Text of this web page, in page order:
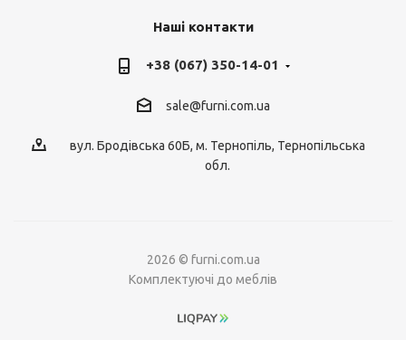
Наші контакти
+38 (067) 350-14-01
sale@furni.com.ua
вул. Бродівська 60Б, м. Тернопіль, Тернопільська
обл.
2026 © furni.com.ua
Комплектуючі до меблів